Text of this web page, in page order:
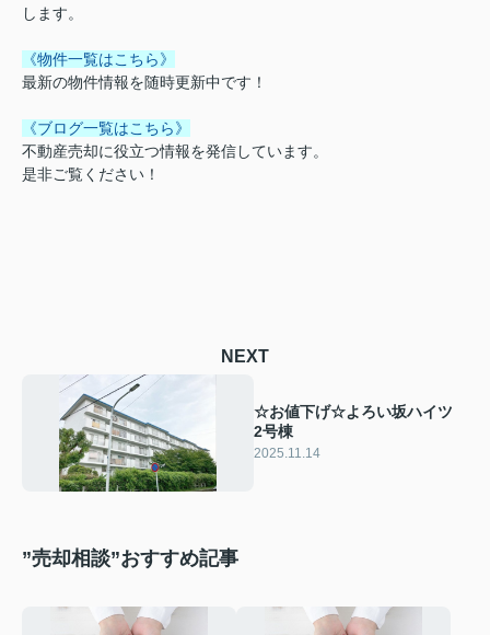
します。
《物件一覧はこちら》
最新の物件情報を随時更新中です！
《ブログ一覧はこちら》
不動産売却に役立つ情報を発信しています。
是非ご覧ください！
NEXT
☆お値下げ☆よろい坂ハイツ
2号棟
2025.11.14
”売却相談”おすすめ記事